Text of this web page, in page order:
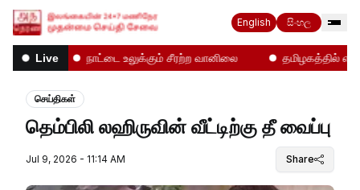
English සිංහල
Live நாட்டை உலுக்கும் சீரற்ற வானிலை தமிழகத்தில் என்ன
செய்திகள்
தெம்பிலி லஹிருவின் வீட்டிற்கு தீ வைப்பு
Jul 9, 2026 - 11:14 AM Share